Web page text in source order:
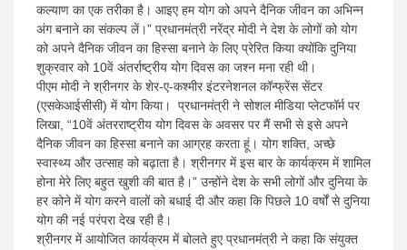
कल्याण का एक तरीका है। आइए हम योग को अपने दैनिक जीवन का अभिन्न
अंग बनाने का संकल्प लें।” प्रधानमंत्री नरेंद्र मोदी ने देश के लोगों को योग
को अपने दैनिक जीवन का हिस्सा बनाने के लिए प्रेरित किया क्योंकि दुनिया
शुक्रवार को 10वें अंतर्राष्ट्रीय योग दिवस का जश्न मना रही थी।
पीएम मोदी ने श्रीनगर के शेर-ए-कश्मीर इंटरनेशनल कॉन्फ्रेंस सेंटर
(एसकेआईसीसी) में योग किया। प्रधानमंत्री ने सोशल मीडिया प्लेटफॉर्म पर
लिखा, “10वें अंतरराष्ट्रीय योग दिवस के अवसर पर मैं सभी से इसे अपने
दैनिक जीवन का हिस्सा बनाने का आग्रह करता हूं। योग शक्ति, अच्छे
स्वास्थ्य और उत्साह को बढ़ाता है। श्रीनगर में इस बार के कार्यक्रम में शामिल
होना मेरे लिए बहुत खुशी की बात है।” उन्होंने देश के सभी लोगों और दुनिया के
हर कोने में योग करने वालों को बधाई दी और कहा कि पिछले 10 वर्षों से दुनिया
योग की नई परंपरा देख रही है।
श्रीनगर में आयोजित कार्यक्रम में बोलते हुए प्रधानमंत्री ने कहा कि संयुक्त